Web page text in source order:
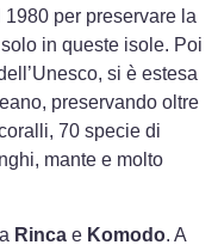
1980 per preservare la
in queste isole. Poi
si è estesa
preservando oltre
70 specie di
mante e molto
Rinca e Komodo. A